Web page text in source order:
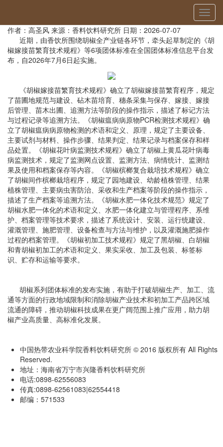
切
换
航
作者：高圣风 来源：香料饮料研究所 日期：2026-07-07
近期，由香饮所围绕胡椒全产业链各环节，牵头起草制定的《胡
椒嫁接苗繁育技术规程》等6项团体标准在全国团体标准信息平台发
布，自2026年7月6日起实施。
《胡椒嫁接苗繁育技术规程》确立了胡椒嫁接苗繁育程序，规定
了苗圃地规范与建设、砧木苗培育、穗条采集与保存、嫁接、嫁接
后管理、苗木出圃、追溯方法等阶段的操作指示，描述了标记方法
与过程记录等追溯方法。《胡椒瘟病病原物PCR检测技术规程》确
立了胡椒瘟病病原物检测的术语和定义、原理，规定了主要设备、
主要试剂与材料、操作步骤、结果判定、结果记录与档案保存和样
品处置。《胡椒花叶病监测技术规程》确立了胡椒上黄瓜花叶病毒
病监测技术，规定了监测网点设置、监测方法、病情统计、监测结
果及使用和档案保存等内容。《胡椒槟榔复合栽培技术规程》确立
了胡椒间作槟榔栽培程序，规定了园地建设、幼龄植株管理、结果
植株管理、主要病虫害防治、采收和生产档案等阶段的操作指示，
描述了生产档案等追溯方法。《胡椒水肥一体化技术规范》规定了
胡椒水肥一体化的术语和定义、水肥一体化建立与管理程序、系维
护、档案管理等技术要求，描述了系统设计、安装、运行统建设、
灌溉管理、施肥管理、设备检查与方法与维护，以及灌溉施肥操作
过程的档案管理。《胡椒初加工技术规程》规定了黑胡椒、白胡椒
和青胡椒初加工的术语和定义、果实采收、加工及包装、标签标
识、贮存和运输等要求。
胡椒系列团体标准的发布实施，有助于打破胡椒生产、加工、流
通等方面的行政地域限制和消除胡椒产业技术和初加工产品跨区域
流通的障碍，推动胡椒科技成果在更广阔范围上推广应用，助力胡
椒产业高质量、高标准化发展。
中国热带农业科学院香料饮料研究所 © 2016 版权所有 All Rights
Reserved.
地址：海南省万宁市兴隆香料饮料研究所
电话:0898-62556083
传真:0898-62561083|62554418
邮编：571533